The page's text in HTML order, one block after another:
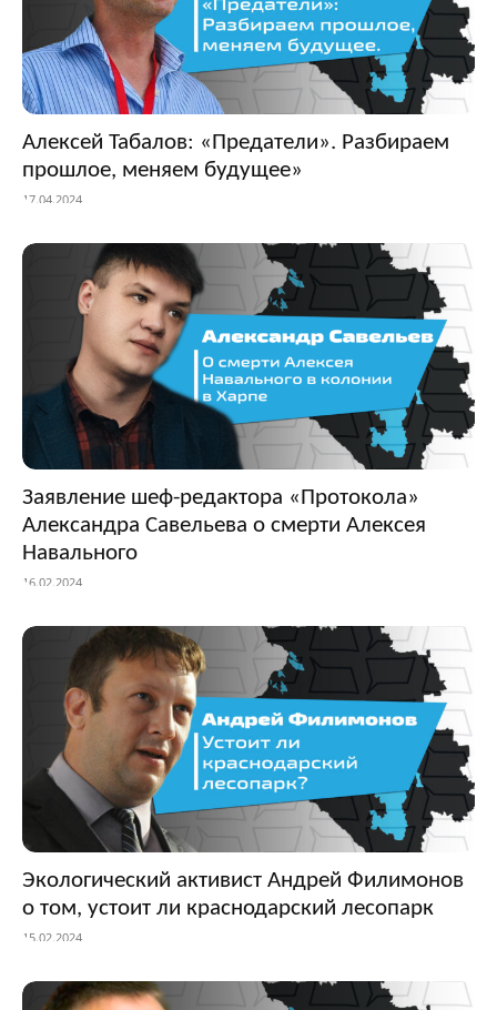
Алексей Табалов: «Предатели». Разбираем
прошлое, меняем будущее»
17.04.2024
Заявление шеф-редактора «Протокола»
Александра Савельева о смерти Алексея
Навального
16.02.2024
Экологический активист Андрей Филимонов
о том, устоит ли краснодарский лесопарк
15.02.2024